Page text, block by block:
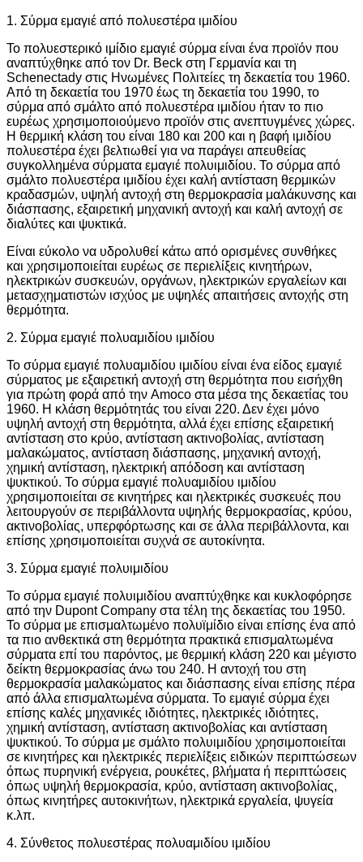
1. Σύρμα εμαγιέ από πολυεστέρα ιμιδίου
Το πολυεστερικό ιμίδιο εμαγιέ σύρμα είναι ένα προϊόν που
αναπτύχθηκε από τον Dr. Beck στη Γερμανία και τη
Schenectady στις Ηνωμένες Πολιτείες τη δεκαετία του 1960.
Από τη δεκαετία του 1970 έως τη δεκαετία του 1990, το
σύρμα από σμάλτο από πολυεστέρα ιμιδίου ήταν το πιο
ευρέως χρησιμοποιούμενο προϊόν στις ανεπτυγμένες χώρες.
Η θερμική κλάση του είναι 180 και 200 ​​και η βαφή ιμιδίου
πολυεστέρα έχει βελτιωθεί για να παράγει απευθείας
συγκολλημένα σύρματα εμαγιέ πολυιμιδίου. Το σύρμα από
σμάλτο πολυεστέρα ιμιδίου έχει καλή αντίσταση θερμικών
κραδασμών, υψηλή αντοχή στη θερμοκρασία μαλάκυνσης και
διάσπασης, εξαιρετική μηχανική αντοχή και καλή αντοχή σε
διαλύτες και ψυκτικά.
Είναι εύκολο να υδρολυθεί κάτω από ορισμένες συνθήκες
και χρησιμοποιείται ευρέως σε περιελίξεις κινητήρων,
ηλεκτρικών συσκευών, οργάνων, ηλεκτρικών εργαλείων και
μετασχηματιστών ισχύος με υψηλές απαιτήσεις αντοχής στη
θερμότητα.
2. Σύρμα εμαγιέ πολυαμιδίου ιμιδίου
Το σύρμα εμαγιέ πολυαμιδίου ιμιδίου είναι ένα είδος εμαγιέ
σύρματος με εξαιρετική αντοχή στη θερμότητα που εισήχθη
για πρώτη φορά από την Amoco στα μέσα της δεκαετίας του
1960. Η κλάση θερμότητάς του είναι 220. Δεν έχει μόνο
υψηλή αντοχή στη θερμότητα, αλλά έχει επίσης εξαιρετική
αντίσταση στο κρύο, αντίσταση ακτινοβολίας, αντίσταση
μαλακώματος, αντίσταση διάσπασης, μηχανική αντοχή,
χημική αντίσταση, ηλεκτρική απόδοση και αντίσταση
ψυκτικού. Το σύρμα εμαγιέ πολυαμιδίου ιμιδίου
χρησιμοποιείται σε κινητήρες και ηλεκτρικές συσκευές που
λειτουργούν σε περιβάλλοντα υψηλής θερμοκρασίας, κρύου,
ακτινοβολίας, υπερφόρτωσης και σε άλλα περιβάλλοντα, και
επίσης χρησιμοποιείται συχνά σε αυτοκίνητα.
3. Σύρμα εμαγιέ πολυιμιδίου
Το σύρμα εμαγιέ πολυιμιδίου αναπτύχθηκε και κυκλοφόρησε
από την Dupont Company στα τέλη της δεκαετίας του 1950.
Το σύρμα με επισμαλτωμένο πολυϊμίδιο είναι επίσης ένα από
τα πιο ανθεκτικά στη θερμότητα πρακτικά επισμαλτωμένα
σύρματα επί του παρόντος, με θερμική κλάση 220 και μέγιστο
δείκτη θερμοκρασίας άνω του 240. Η αντοχή του στη
θερμοκρασία μαλακώματος και διάσπασης είναι επίσης πέρα
​​από άλλα επισμαλτωμένα σύρματα. Το εμαγιέ σύρμα έχει
επίσης καλές μηχανικές ιδιότητες, ηλεκτρικές ιδιότητες,
χημική αντίσταση, αντίσταση ακτινοβολίας και αντίσταση
ψυκτικού. Το σύρμα με σμάλτο πολυιμιδίου χρησιμοποιείται
σε κινητήρες και ηλεκτρικές περιελίξεις ειδικών περιπτώσεων
όπως πυρηνική ενέργεια, ρουκέτες, βλήματα ή περιπτώσεις
όπως υψηλή θερμοκρασία, κρύο, αντίσταση ακτινοβολίας,
όπως κινητήρες αυτοκινήτων, ηλεκτρικά εργαλεία, ψυγεία
κ.λπ.
4. Σύνθετος πολυεστέρας πολυαμιδίου ιμιδίου